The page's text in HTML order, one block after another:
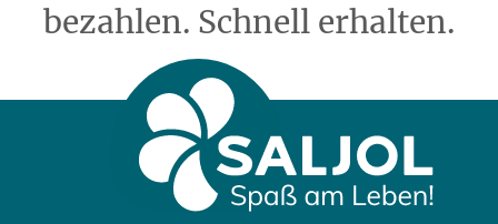
bezahlen. Schnell erhalten.